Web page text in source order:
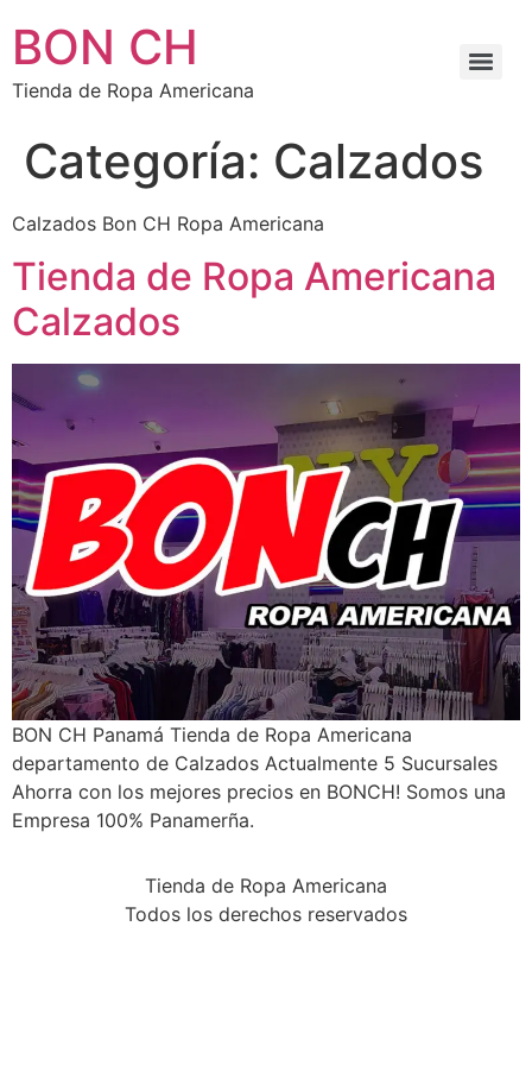
BON CH
Tienda de Ropa Americana
Categoría: Calzados
Calzados Bon CH Ropa Americana
Tienda de Ropa Americana
Calzados
BON CH Panamá Tienda de Ropa Americana
departamento de Calzados Actualmente 5 Sucursales
Ahorra con los mejores precios en BONCH! Somos una
Empresa 100% Panamerña.
Tienda de Ropa Americana
Todos los derechos reservados